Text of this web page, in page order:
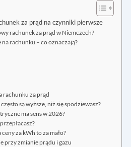
za prąd na czynniki pierwsze
rachunek za prąd w Niemczech?
rachunku – co oznaczają?
rachunku za prąd
są wyższe, niż się spodziewasz?
ma sens w 2026?
za kWh to za mało?
przy zmianie prądu i gazu